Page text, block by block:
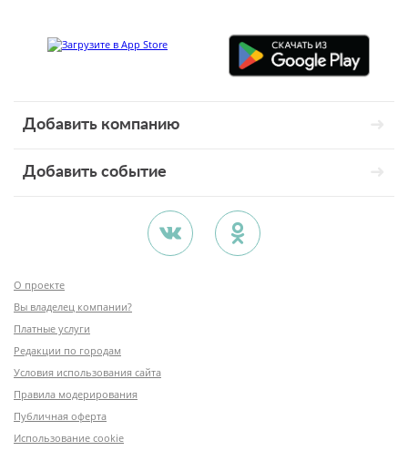
Добавить компанию
Добавить событие
О проекте
Вы владелец компании?
Платные услуги
Редакции по городам
Условия использования сайта
Правила модерирования
Публичная оферта
Использование cookie